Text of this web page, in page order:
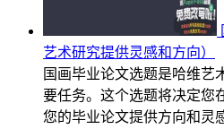
艺术研究提供灵感和方向）
国画毕业论文选题是哈维艺
要任务。这个选题将决定您
您的毕业论文提供方向和灵